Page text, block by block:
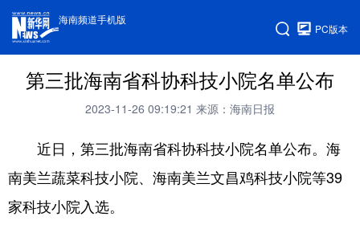
海南频道手机版
PC版本
第三批海南省科协科技小院名单公布
2023-11-26 09:19:21 来源：海南日报
近日，第三批海南省科协科技小院名单公布。海
南美兰蔬菜科技小院、海南美兰文昌鸡科技小院等39
家科技小院入选。